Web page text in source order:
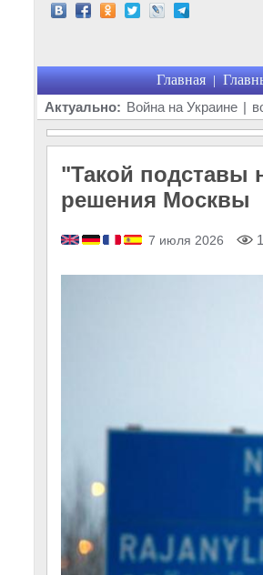
Главная |
Актуально: Война на Украине |
"Такой подставы
решения Москвы
7 июля 2026